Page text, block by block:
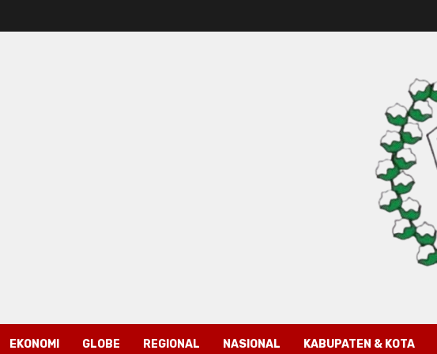
EKONOMI GLOBE REGIONAL NASIONAL KABUPATEN & KOTA